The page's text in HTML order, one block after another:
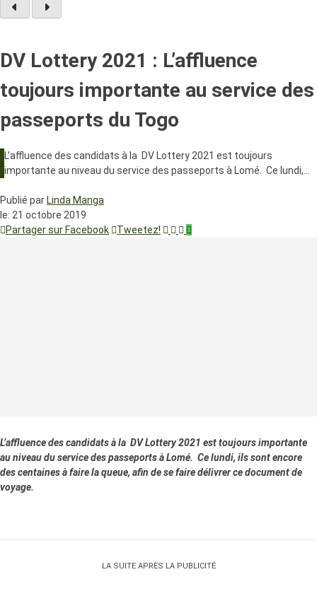
DV Lottery 2021 : L’affluence
toujours importante au service des
passeports du Togo
L’affluence des candidats à la DV Lottery 2021 est toujours
importante au niveau du service des passeports à Lomé. Ce lundi,…
Publié par Linda Manga
le: 21 octobre 2019
Partager sur Facebook
Tweetez!
L’affluence des candidats à la DV Lottery 2021 est toujours importante
au niveau du service des passeports à Lomé. Ce lundi, ils sont encore
des centaines à faire la queue, afin de se faire délivrer ce document de
voyage.
LA SUITE APRÈS LA PUBLICITÉ